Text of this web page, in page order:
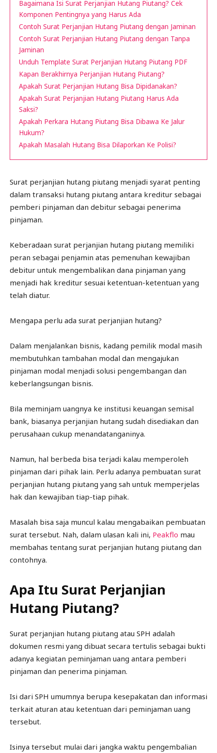
Bagaimana Isi Surat Perjanjian Hutang Piutang? Cek
Komponen Pentingnya yang Harus Ada
Contoh Surat Perjanjian Hutang Piutang dengan Jaminan
Contoh Surat Perjanjian Hutang Piutang dengan Tanpa
Jaminan
Unduh Template Surat Perjanjian Hutang Piutang PDF
Kapan Berakhirnya Perjanjian Hutang Piutang?
Apakah Surat Perjanjian Hutang Bisa Dipidanakan?
Apakah Surat Perjanjian Hutang Piutang Harus Ada
Saksi?
Apakah Perkara Hutang Piutang Bisa Dibawa Ke Jalur
Hukum?
Apakah Masalah Hutang Bisa Dilaporkan Ke Polisi?
Surat perjanjian hutang piutang menjadi syarat penting
dalam transaksi hutang piutang antara kreditur sebagai
pemberi pinjaman dan debitur sebagai penerima
pinjaman.
Keberadaan surat perjanjian hutang piutang memiliki
peran sebagai penjamin atas pemenuhan kewajiban
debitur untuk mengembalikan dana pinjaman yang
menjadi hak kreditur sesuai ketentuan-ketentuan yang
telah diatur.
Mengapa perlu ada surat perjanjian hutang?
Dalam menjalankan bisnis, kadang pemilik modal masih
membutuhkan tambahan modal dan mengajukan
pinjaman modal menjadi solusi pengembangan dan
keberlangsungan bisnis.
Bila meminjam uangnya ke institusi keuangan semisal
bank, biasanya perjanjian hutang sudah disediakan dan
perusahaan cukup menandatanganinya.
Namun, hal berbeda bisa terjadi kalau memperoleh
pinjaman dari pihak lain. Perlu adanya pembuatan surat
perjanjian hutang piutang yang sah untuk memperjelas
hak dan kewajiban tiap-tiap pihak.
Masalah bisa saja muncul kalau mengabaikan pembuatan
surat tersebut. Nah, dalam ulasan kali ini, Peakflo mau
membahas tentang surat perjanjian hutang piutang dan
contohnya.
Apa Itu Surat Perjanjian
Hutang Piutang?
Surat perjanjian hutang piutang atau SPH adalah
dokumen resmi yang dibuat secara tertulis sebagai bukti
adanya kegiatan peminjaman uang antara pemberi
pinjaman dan penerima pinjaman.
Isi dari SPH umumnya berupa kesepakatan dan informasi
terkait aturan atau ketentuan dari peminjaman uang
tersebut.
Isinya tersebut mulai dari jangka waktu pengembalian